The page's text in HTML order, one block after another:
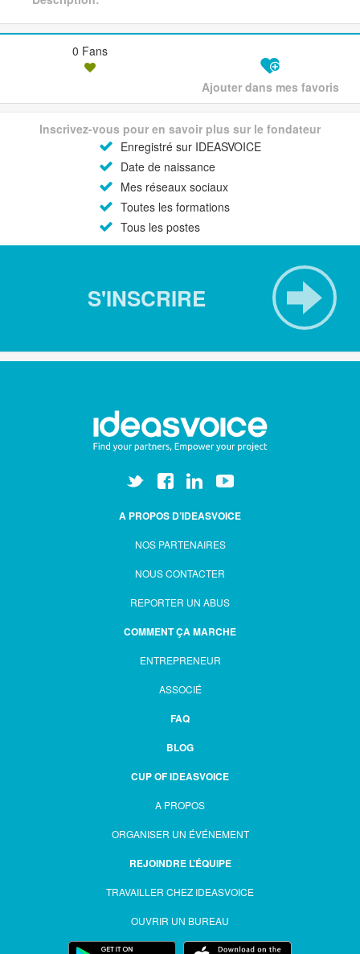
0 Fans
Ajouter dans mes favoris
Inscrivez-vous pour en savoir plus sur le fondateur
Enregistré sur IDEASVOICE
Date de naissance
Mes réseaux sociaux
Toutes les formations
Tous les postes
S'INSCRIRE
A PROPOS D’IDEASVOICE
NOS PARTENAIRES
NOUS CONTACTER
REPORTER UN ABUS
COMMENT ÇA MARCHE
ENTREPRENEUR
ASSOCIÉ
FAQ
BLOG
CUP OF IDEASVOICE
A PROPOS
ORGANISER UN ÉVÉNEMENT
REJOINDRE L’ÉQUIPE
TRAVAILLER CHEZ IDEASVOICE
OUVRIR UN BUREAU